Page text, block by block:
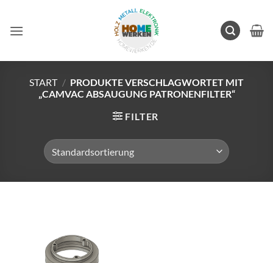
springen
START / PRODUKTE VERSCHLAGWORTET MIT
„CAMVAC ABSAUGUNG PATRONENFILTER“
FILTER